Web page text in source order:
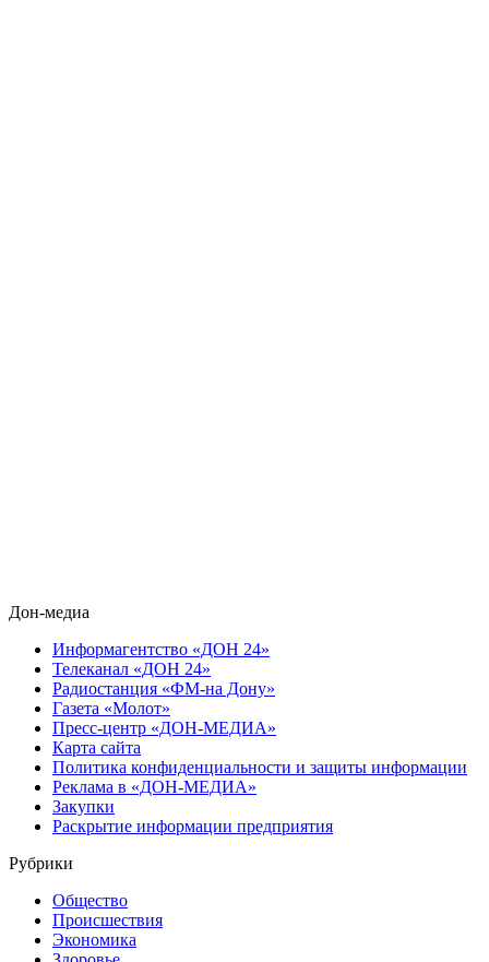
Дон-медиа
Информагентство «ДОН 24»
Телеканал «ДОН 24»
Радиостанция «ФМ-на Дону»
Газета «Молот»
Пресс-центр «ДОН-МЕДИА»
Карта сайта
Политика конфиденциальности и защиты информации
Реклама в «ДОН-МЕДИА»
Закупки
Раскрытие информации предприятия
Рубрики
Общество
Происшествия
Экономика